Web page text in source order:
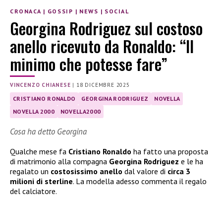
CRONACA | GOSSIP | NEWS | SOCIAL
Georgina Rodriguez sul costoso
anello ricevuto da Ronaldo: “Il
minimo che potesse fare”
VINCENZO CHIANESE | 18 DICEMBRE 2025
CRISTIANO RONALDO GEORGINA RODRIGUEZ
NOVELLA
NOVELLA 2000
NOVELLA2000
Cosa ha detto Georgina
Qualche mese fa Cristiano Ronaldo ha fatto una proposta
di matrimonio alla compagna Georgina Rodriguez e le ha
regalato un costosissimo anello dal valore di circa 3
milioni di sterline. La modella adesso commenta il regalo
del calciatore.